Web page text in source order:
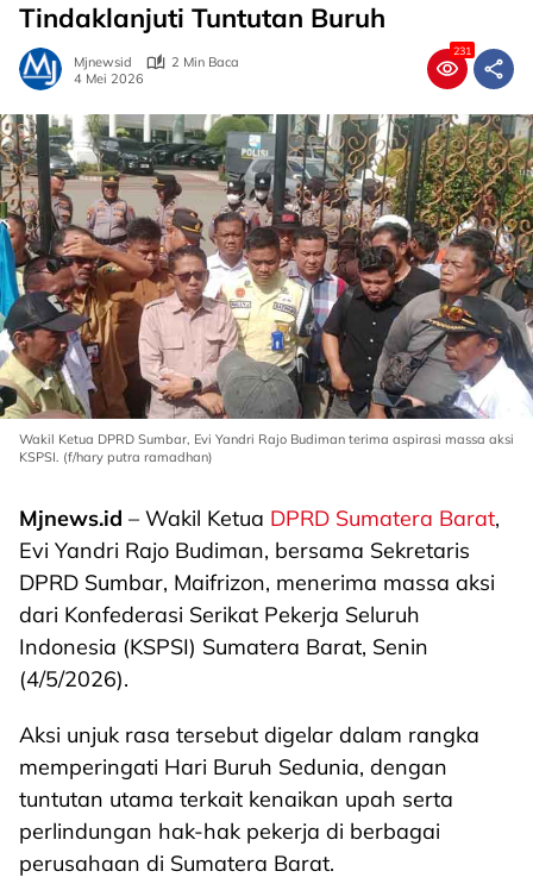
Tindaklanjuti Tuntutan Buruh
Mjnewsid
2 Min Baca
4 Mei 2026
231
Wakil Ketua DPRD Sumbar, Evi Yandri Rajo Budiman terima aspirasi massa aksi
KSPSI. (f/hary putra ramadhan)
Mjnews.id – Wakil Ketua DPRD Sumatera Barat,
Evi Yandri Rajo Budiman, bersama Sekretaris
DPRD Sumbar, Maifrizon, menerima massa aksi
dari Konfederasi Serikat Pekerja Seluruh
Indonesia (KSPSI) Sumatera Barat, Senin
(4/5/2026).
Aksi unjuk rasa tersebut digelar dalam rangka
memperingati Hari Buruh Sedunia, dengan
tuntutan utama terkait kenaikan upah serta
perlindungan hak-hak pekerja di berbagai
perusahaan di Sumatera Barat.